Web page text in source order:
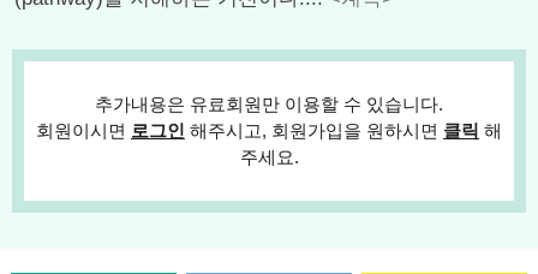
추가내용은 유료회원만 이용할 수 있습니다.
회원이시면 로그인 해주시고, 회원가입을 원하시면 클릭 해
주세요.